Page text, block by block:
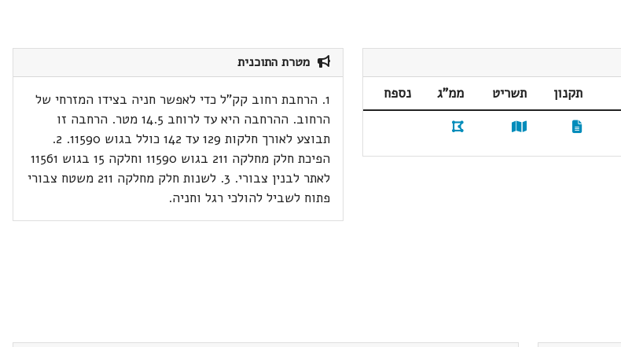
תקנון תשריט ממ"ג
נספח
מטרת התוכנית
1. הרחבת רחוב קק"ל כדי לאפשר חניה בצידו המזרחי של
הרחוב. ההרחבה היא עד לרוחב 14.5 מטר. הרחבה זו
תבוצע לאורך חלקות 129 עד 142 כולל בגוש 11590. 2.
הפיכת חלק מחלקה 211 בגוש 11590 וחלקה 15 בגוש 11561
לאתר לבנין צבורי. 3. לשנות חלק מחלקה 211 משטח צבורי
פתוח לשביל להולכי רגל וחניה.